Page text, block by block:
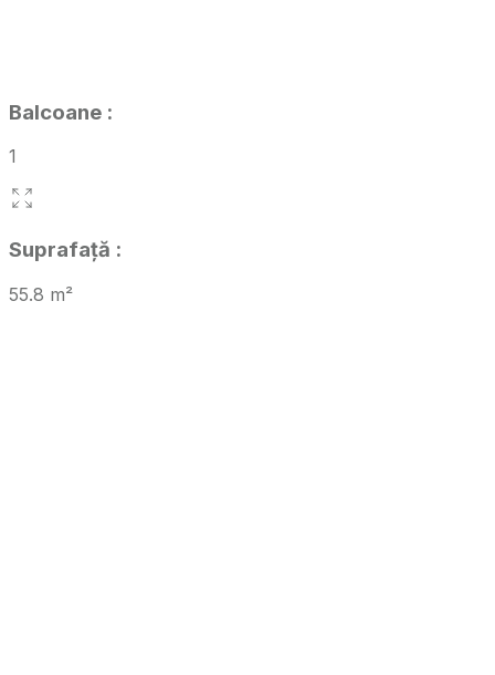
Balcoane :
1
Suprafață :
55.8 m²